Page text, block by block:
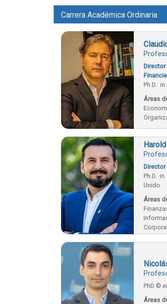
Carrera Académica Ordinaria
Ph.D.
Áreas
Ph.D. in
Unido
Áreas
PhD ©
Áreas